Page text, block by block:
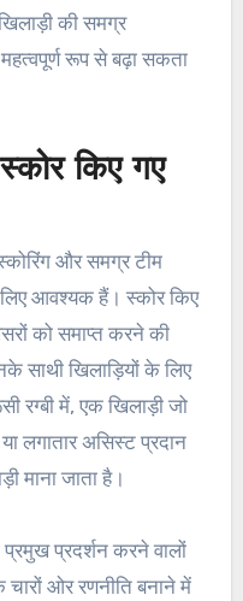
की समग्र
रूप से बढ़ा सकता
किए गए
और समग्र टीम
आवश्यक हैं। स्कोर किए
को समाप्त करने की
साथी खिलाड़ियों के लिए
रग्बी में, एक खिलाड़ी जो
लगातार असिस्ट प्रदान
माना जाता है।
प्रदर्शन करने वालों
ओर रणनीति बनाने में